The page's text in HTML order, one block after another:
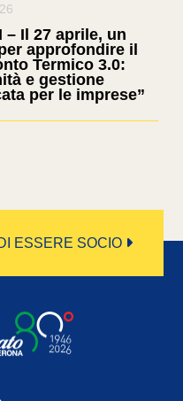
– Il 27 aprile, un
approfondire il
Termico 3.0:
e gestione
per le imprese”
ESSERE SOCIO